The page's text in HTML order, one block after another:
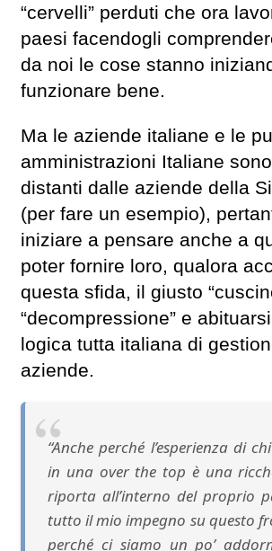
“cervelli” perduti che ora
paesi facendogli
da noi le cose stanno
funzionare bene.
Ma le aziende italiane e le
amministrazioni Italiane
distanti dalle aziende della
(per fare un esempio),
iniziare a pensare anche a
poter fornire loro, qualora
questa sfida, il giusto
“decompressione” e
logica tutta italiana di
aziende.
“Anche perché l’esperienza di
in una over the top è una
riporta all’interno del proprio
tutto il mio impegno su questo
perché ci siamo un po’